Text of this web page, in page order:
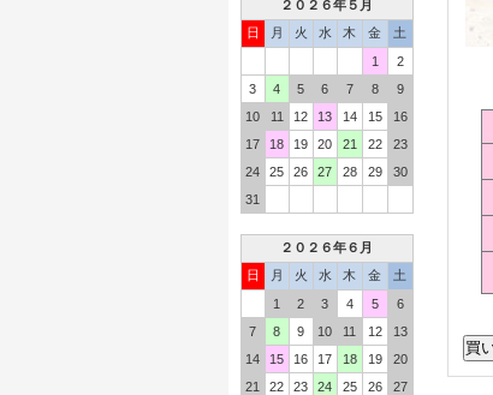
２０２６年５月
日
月 火 水 木 金
土
1
2
3
4 5 6 7 8
9
10
11 12 13 14 15
16
17
18 19 20 21 22
23
24
25 26 27 28 29
30
31
２０２６年６月
日
月 火 水 木 金
土
1
2 3 4 5
6
7
8 9 10 11 12
13
14
15 16 17 18 19
20
21
22 23 24 25 26
27